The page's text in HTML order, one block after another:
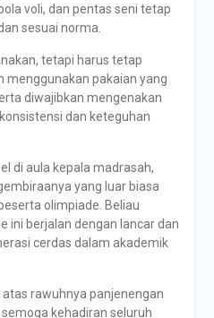
voli, dan pentas seni tetap
sesuai norma.
tetapi harus tetap
menggunakan pakaian yang
diwajibkan mengenakan
dan keteguhan
di aula kepala madrasah,
yang luar biasa
olimpiade. Beliau
ini berjalan dengan lancar dan
cerdas dalam akademik
rawuhnya panjenengan
kehadiran seluruh